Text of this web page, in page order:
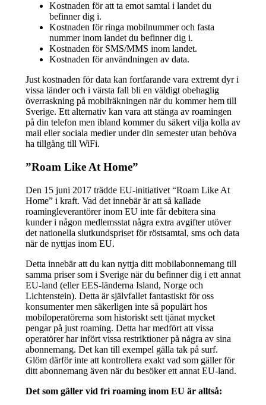
Kostnaden för att ta emot samtal i landet du
befinner dig i.
Kostnaden för ringa mobilnummer och fasta
nummer inom landet du befinner dig i.
Kostnaden för SMS/MMS inom landet.
Kostnaden för användningen av data.
Just kostnaden för data kan fortfarande vara extremt dyr i
vissa länder och i värsta fall bli en väldigt obehaglig
överraskning på mobilräkningen när du kommer hem till
Sverige. Ett alternativ kan vara att stänga av roamingen
på din telefon men ibland kommer du säkert vilja kolla av
mail eller sociala medier under din semester utan behöva
ha tillgång till WiFi.
”Roam Like At Home”
Den 15 juni 2017 trädde EU-initiativet “Roam Like At
Home” i kraft. Vad det innebär är att så kallade
roamingleverantörer inom EU inte får debitera sina
kunder i någon medlemsstat några extra avgifter utöver
det nationella slutkundspriset för röstsamtal, sms och data
när de nyttjas inom EU.
Detta innebär att du kan nyttja ditt mobilabonnemang till
samma priser som i Sverige när du befinner dig i ett annat
EU-land (eller EES-länderna Island, Norge och
Lichtenstein). Detta är självfallet fantastiskt för oss
konsumenter men säkerligen inte så populärt hos
mobiloperatörerna som historiskt sett tjänat mycket
pengar på just roaming. Detta har medfört att vissa
operatörer har infört vissa restriktioner på några av sina
abonnemang. Det kan till exempel gälla tak på surf.
Glöm därför inte att kontrollera exakt vad som gäller för
ditt abonnemang även när du besöker ett annat EU-land.
Det som gäller vid fri roaming inom EU är alltså: